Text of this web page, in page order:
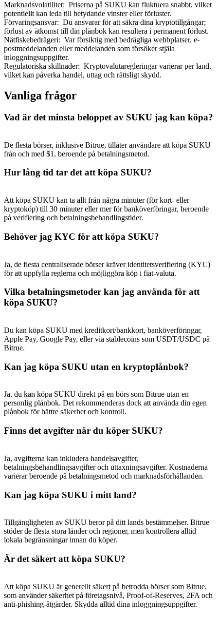
Bitrue Partners
Bitrue Affiliates
Hänvisning
Deposit CASHCAT & Win
Share 500000 CASHCAT prize pool
Register & Trade to Win 500,000 USDT
Precious Metals Trading Carnival
Trade Gold & Silver · 33,333 USDT Bonus
USDT New User Exclusive 10% APR
Marknadsvolatilitet: Priserna på SUKU kan fluktuera snabbt, vilket
potentiellt kan leda till betydande vinster eller förluster.
Förvaringsansvar: Du ansvarar för att säkra dina kryptotillgångar;
förlust av åtkomst till din plånbok kan resultera i permanent förlust.
Nätfiskebedrägeri: Var försiktig med bedrägliga webbplatser, e-
postmeddelanden eller meddelanden som försöker stjäla
inloggningsuppgifter.
Regulatoriska skillnader: Kryptovalutaregleringar varierar per land,
vilket kan påverka handel, uttag och rättsligt skydd.
Vanliga frågor
Vad är det minsta beloppet av SUKU jag kan köpa?
De flesta börser, inklusive Bitrue, tillåter användare att köpa SUKU
från och med $1, beroende på betalningsmetod.
Hur lång tid tar det att köpa SUKU?
Att köpa SUKU kan ta allt från några minuter (för kort- eller
kryptoköp) till 30 minuter eller mer för banköverföringar, beroende
på verifiering och betalningsbehandlingstider.
Behöver jag KYC för att köpa SUKU?
Ja, de flesta centraliserade börser kräver identitetsverifiering (KYC)
för att uppfylla reglerna och möjliggöra köp i fiat-valuta.
Vilka betalningsmetoder kan jag använda för att
köpa SUKU?
Du kan köpa SUKU med kreditkort/bankkort, banköverföringar,
Apple Pay, Google Pay, eller via stablecoins som USDT/USDC på
Bitrue.
Kan jag köpa SUKU utan en kryptoplånbok?
Ja, du kan köpa SUKU direkt på en börs som Bitrue utan en
personlig plånbok. Det rekommenderas dock att använda din egen
plånbok för bättre säkerhet och kontroll.
Finns det avgifter när du köper SUKU?
Ja, avgifterna kan inkludera handelsavgifter,
betalningsbehandlingsavgifter och uttaxningsavgifter. Kostnaderna
varierar beroende på betalningsmetod och marknadsförhållanden.
Kan jag köpa SUKU i mitt land?
Tillgängligheten av SUKU beror på ditt lands bestämmelser. Bitrue
stöder de flesta stora länder och regioner, men kontrollera alltid
lokala begränsningar innan du köper.
Är det säkert att köpa SUKU?
Att köpa SUKU är generellt säkert på betrodda börser som Bitrue,
som använder säkerhet på företagsnivå, Proof-of-Reserves, 2FA och
anti-phishing-åtgärder. Skydda alltid dina inloggningsuppgifter.